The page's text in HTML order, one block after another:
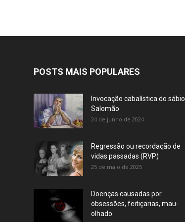
POSTS MAIS POPULARES
Invocação cabalística do sábio
Salomão
24 de junho de 2024
Regressão ou recordação de
vidas passadas (RVP)
25 de maio de 2025
Doenças causadas por
obsessões, feitiçarias, mau-
olhado